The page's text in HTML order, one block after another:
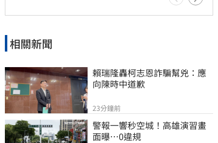
相關新聞
賴瑞隆轟柯志恩詐騙幫兇：應
向陳時中道歉
23分鐘前
警報一響秒空城！高雄演習畫
面曝…0違規